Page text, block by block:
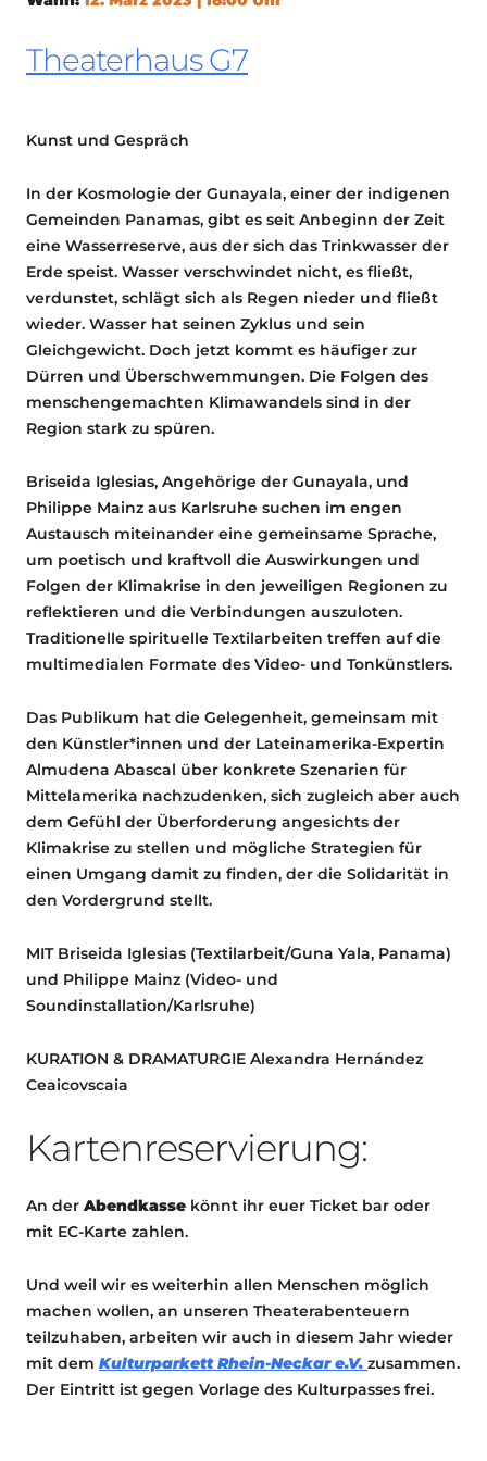
Theaterhaus G7
Kunst und Gespräch
In der Kosmologie der Gunayala, einer der indigenen
Gemeinden Panamas, gibt es seit Anbeginn der Zeit
eine Wasserreserve, aus der sich das Trinkwasser der
Erde speist. Wasser verschwindet nicht, es fließt,
verdunstet, schlägt sich als Regen nieder und fließt
wieder. Wasser hat seinen Zyklus und sein
Gleichgewicht. Doch jetzt kommt es häufiger zur
Dürren und Überschwemmungen. Die Folgen des
menschengemachten Klimawandels sind in der
Region stark zu spüren.
Briseida Iglesias, Angehörige der Gunayala, und
Philippe Mainz aus Karlsruhe suchen im engen
Austausch miteinander eine gemeinsame Sprache,
um poetisch und kraftvoll die Auswirkungen und
Folgen der Klimakrise in den jeweiligen Regionen zu
reflektieren und die Verbindungen auszuloten.
Traditionelle spirituelle Textilarbeiten treffen auf die
multimedialen Formate des Video- und Tonkünstlers.
Das Publikum hat die Gelegenheit, gemeinsam mit
den Künstler*innen und der Lateinamerika-Expertin
Almudena Abascal über konkrete Szenarien für
Mittelamerika nachzudenken, sich zugleich aber auch
dem Gefühl der Überforderung angesichts der
Klimakrise zu stellen und mögliche Strategien für
einen Umgang damit zu finden, der die Solidarität in
den Vordergrund stellt.
MIT Briseida Iglesias (Textilarbeit/Guna Yala, Panama)
und Philippe Mainz (Video- und
Soundinstallation/Karlsruhe)
KURATION & DRAMATURGIE Alexandra Hernández
Ceaicovscaia
Kartenreservierung:
An der Abendkasse könnt ihr euer Ticket bar oder
mit EC-Karte zahlen.
Und weil wir es weiterhin allen Menschen möglich
machen wollen, an unseren Theaterabenteuern
teilzuhaben, arbeiten wir auch in diesem Jahr wieder
mit dem Kulturparkett Rhein-Neckar e.V. zusammen.
Der Eintritt ist gegen Vorlage des Kulturpasses frei.